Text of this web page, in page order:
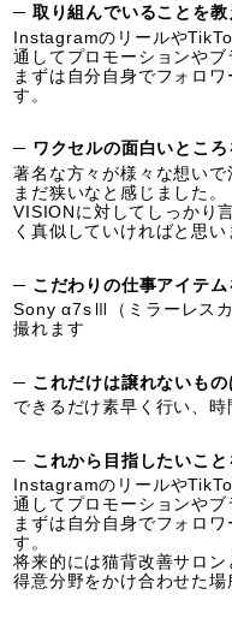
─ 取り組んでいることを教
Instagramのリールや
通してプロモーションやブ
まずは自分自身でフォロ
す。
─ ワクセルの面白いところ
著名な方々が様々な想い
まだ狭いなと感じました。
VISIONに対してしっかり
く真似していければと思い
─ こだわりの仕事アイテム
Sony α7sⅢ（ミラーレス
撮れます
─ これだけは譲れないもの
できるだけ素早く行い、時
─ これから目指したいこと
Instagramのリールや
通してプロモーションやブ
まずは自分自身でフォロ
す。
将来的には猫背改善サロ
得意分野をかけ合わせた場